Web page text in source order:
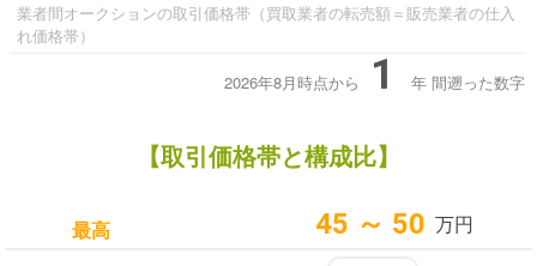
業者間オークションの取引価格帯（買取業者の転売額＝販売業者の仕入
れ価格帯）
2026年8月時点から 1 年 間遡った数字
【取引価格帯と構成比】
最高 45 ～ 50 万円